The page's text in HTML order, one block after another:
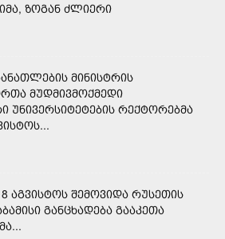
ᲖᲝᲒᲐᲜ ᲫᲚᲘᲔᲠᲘ
ᲛᲘᲜᲘᲡᲢᲠᲘᲡ
ᲛᲣᲓᲛᲘᲕᲛᲝᲥᲛᲔᲓᲘ
ᲣᲜᲘᲕᲔᲠᲡᲘᲢᲔᲢᲔᲑᲘᲡ ᲠᲔᲥᲢᲝᲠᲔᲑᲛᲐ
ᲐᲒᲕᲘᲡᲢᲝᲡ ᲨᲔᲛᲝᲕᲘᲓᲐ ᲠᲣᲡᲔᲗᲘᲡ
ᲒᲐᲜᲪᲮᲐᲓᲔᲑᲐ ᲒᲐᲐᲙᲔᲗᲐ